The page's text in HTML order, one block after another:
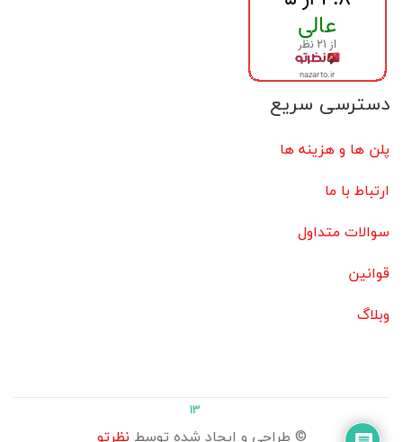
دسترسی سریع
پلن ها و هزینه ها
ارتباط با ما
سوالات متداول
قوانین
وبلاگ
© طراحی و ایجاد شده توسط نظرتو
13